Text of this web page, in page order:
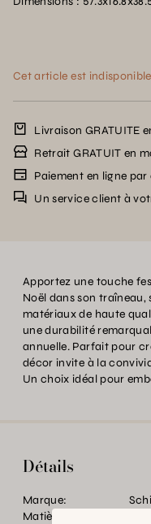
Cet article est
Livraison GRATUITE
Retrait GRATUIT en
Paiement en ligne
Un service client à
Apportez une touche
Noël dans son
matériaux de haute
une durabilité
annuelle. Parfait pour
décor invite à la
Un choix idéal pour
Détails
Marque:
Matière: